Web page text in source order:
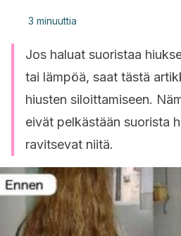
3 minuuttia
Jos haluat suoristaa
tai lämpöä, saat tästä
hiusten siloittamiseen.
eivät pelkästään suorista
ravitsevat niitä.